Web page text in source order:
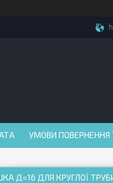
УМОВИ ПОВЕРНЕННЯ
Д=16 ДЛЯ КРУГЛОЇ